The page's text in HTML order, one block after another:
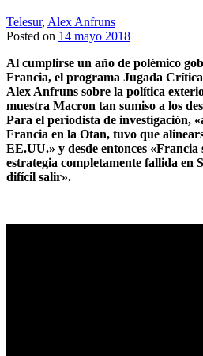
Telesur, Alex Anfruns
Posted on 14 mayo 2018
Al cumplirse un año de polémico
Francia, el programa Jugada
Alex Anfruns sobre la política
muestra Macron tan sumiso a los
Para el periodista de investigación,
Francia en la Otan, tuvo que
EE.UU.» y desde entonces «Francia
estrategia completamente fallida en
difícil salir».